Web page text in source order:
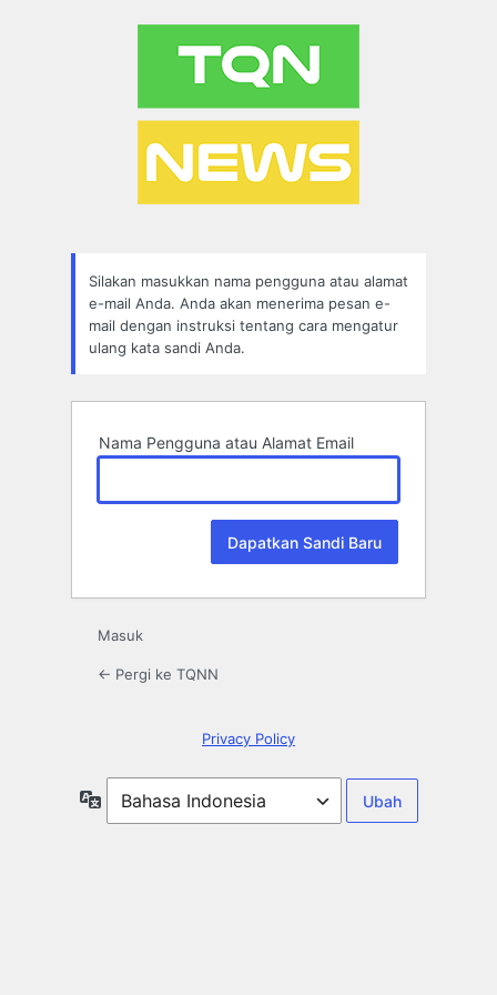
Silakan masukkan nama pengguna atau alamat
e-mail Anda. Anda akan menerima pesan e-
mail dengan instruksi tentang cara mengatur
ulang kata sandi Anda.
Nama Pengguna atau Alamat Email
Masuk
← Pergi ke TQNN
Privacy Policy
Bahasa